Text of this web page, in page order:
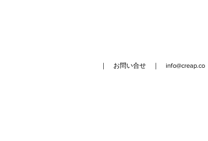
｜ お問い合せ ｜ info@creap.co